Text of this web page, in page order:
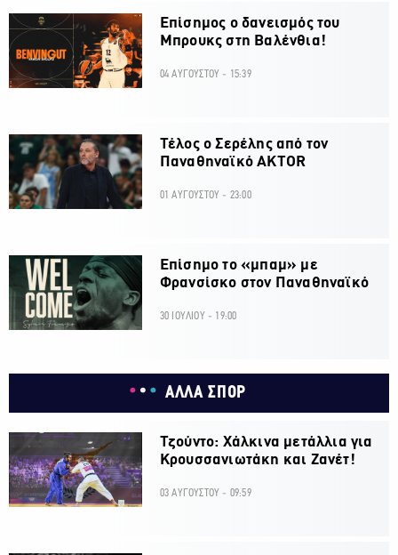
Επίσημος ο δανεισμός του
Μπρουκς στη Βαλένθια!
04 ΑΥΓΟΥΣΤΟΥ - 15:39
Τέλος ο Σερέλης από τον
Παναθηναϊκό AKTOR
01 ΑΥΓΟΥΣΤΟΥ - 23:00
Επίσημο το «μπαμ» με
Φρανσίσκο στον Παναθηναϊκό
30 ΙΟΥΛΙΟΥ - 19:00
ΑΛΛΑ ΣΠΟΡ
Τζούντο: Χάλκινα μετάλλια για
Κρουσσανιωτάκη και Ζανέτ!
03 ΑΥΓΟΥΣΤΟΥ - 09:59